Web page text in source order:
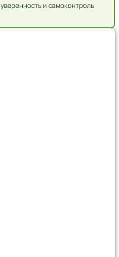
уверенность и самоконтроль